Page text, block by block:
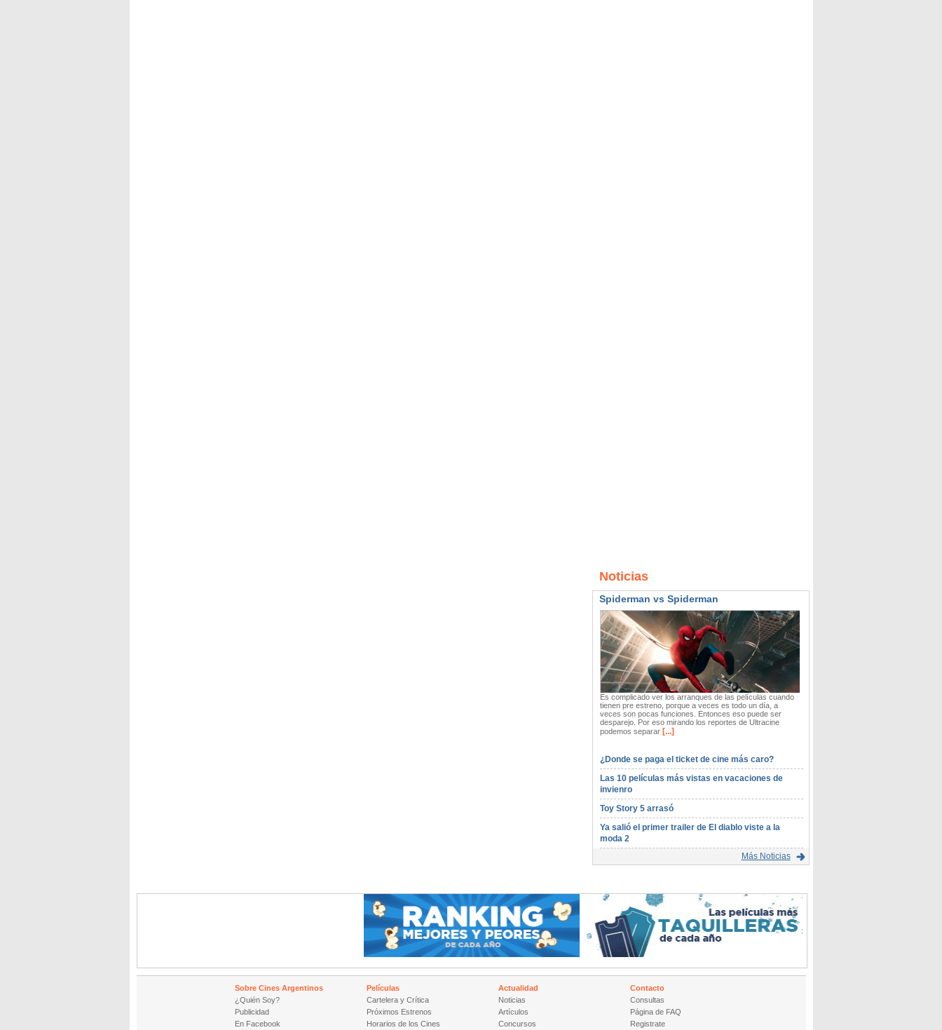
Noticias
Spiderman vs Spiderman
Es complicado ver los arranques de las películas cuando
tienen pre estreno, porque a veces es todo un día, a
veces son pocas funciones. Entonces eso puede ser
desparejo. Por eso mirando los reportes de Ultracine
podemos separar[...]
¿Donde se paga el ticket de cine más caro?
Las 10 películas más vistas en vacaciones de
invienro
Toy Story 5 arrasó
Ya salió el primer trailer de El diablo viste a la
moda 2
Más Noticias
Sobre Cines Argentinos
¿Quién Soy?
Publicidad
En Facebook
Películas
Cartelera y Crítica
Próximos Estrenos
Horarios de los Cines
Actualidad
Noticias
Artículos
Concursos
Contacto
Consultas
Página de FAQ
Registrate